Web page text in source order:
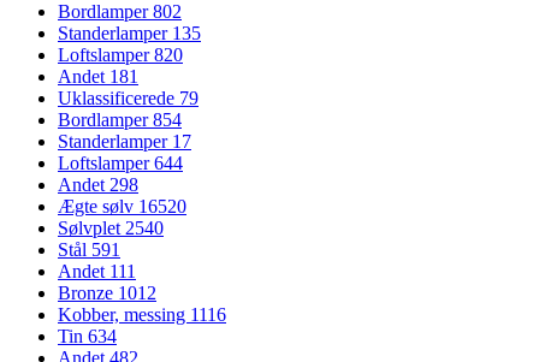
Bordlamper802
Standerlamper 135
Loftslamper820
Andet 181
Uklassificerede 79
Bordlamper854
Standerlamper 17
Loftslamper644
Andet 298
Ægte sølv 16520
Sølvplet 2540
Stål 591
Andet 111
Bronze 1012
Kobber, messing 1116
Tin 634
Andet 482